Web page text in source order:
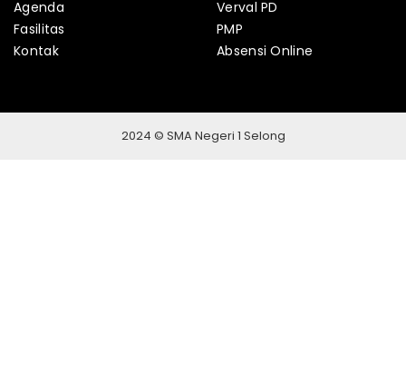
Agenda
Fasilitas
Kontak
Verval PD
PMP
Absensi Online
2024 © SMA Negeri 1 Selong